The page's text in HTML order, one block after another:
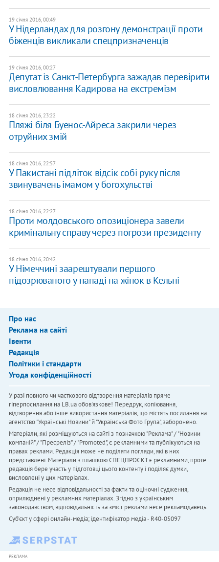
19 січня 2016, 00:49
У Нідерландах для розгону демонстрації проти
біженців викликали спецпризначенців
19 січня 2016, 00:27
Депутат із Санкт-Петербурга зажадав перевірити
висловлювання Кадирова на екстремізм
18 січня 2016, 23:22
Пляжі біля Буенос-Айреса закрили через
отруйних змій
18 січня 2016, 22:57
У Пакистані підліток відсік собі руку після
звинувачень імамом у богохульстві
18 січня 2016, 22:27
Проти молдовського опозиціонера завели
кримінальну справу через погрози президенту
18 січня 2016, 20:42
У Німеччині заарештували першого
підозрюваного у нападі на жінок в Кельні
Про нас
Реклама на сайті
Івенти
Редакція
Політики і стандарти
Угода конфіденційності
У разі повного чи часткового відтворення матеріалів пряме
гіперпосилання на LB.ua обов'язкове! Передрук, копіювання,
відтворення або інше використання матеріалів, що містять посилання на
агентство "Українськi Новини" й "Українська Фото Група", заборонено.
Матеріали, які розміщуються на сайті з позначкою "Реклама" / "Новини
компаній" / "Пресреліз" / "Promoted", є рекламними та публікуються на
правах реклами. Редакція може не поділяти погляди, які в них
представлені. Матеріали з плашкою СПЕЦПРОЄКТ є рекламними, проте
редакція бере участь у підготовці цього контенту і поділяє думки,
висловлені у цих матеріалах.
Редакція не несе відповідальності за факти та оціночні судження,
оприлюднені у рекламних матеріалах. Згідно з українським
законодавством, відповідальність за зміст реклами несе рекламодавець.
Cуб'єкт у сфері онлайн-медіа; ідентифікатор медіа - R40-05097
РЕКЛАМА